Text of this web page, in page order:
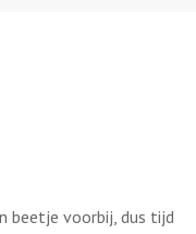
beetje voorbij, dus tijd